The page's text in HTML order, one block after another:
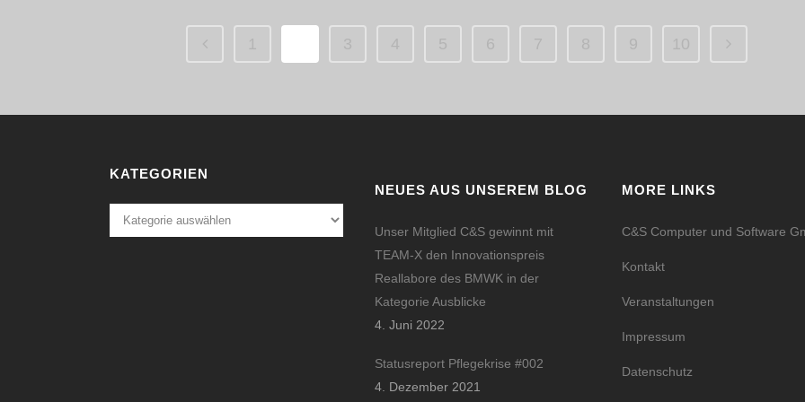
1 3 4 5 6 7 8 9 10
KATEGORIEN
Kategorien
NEUES AUS UNSEREM BLOG
Unser Mitglied C&S gewinnt mit
TEAM-X den Innovationspreis
Reallabore des BMWK in der
Kategorie Ausblicke
4. Juni 2022
Statusreport Pflegekrise #002
4. Dezember 2021
MORE LINKS
C&S Computer und Software
Kontakt
Veranstaltungen
Impressum
Datenschutz